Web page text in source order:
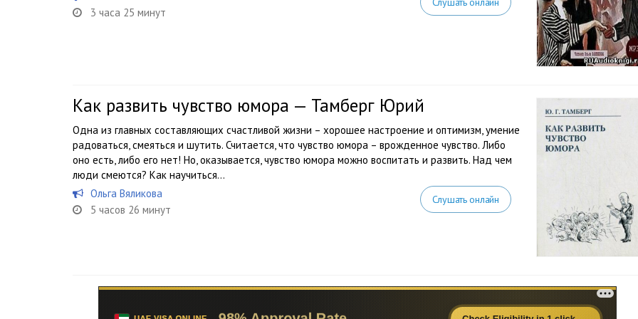
3 часа 25 минут
Как развить чувство юмора — Тамберг Юрий
Одна из главных составляющих счастливой жизни – хорошее настроение и оптимизм, умение
радоваться, смеяться и шутить. Считается, что чувство юмора – врожденное чувство. Либо
оно есть, либо его нет! Но, оказывается, чувство юмора можно воспитать и развить. Над чем
люди смеются? Как научиться...
Ольга Вяликова
5 часов 26 минут
Слушать онлайн